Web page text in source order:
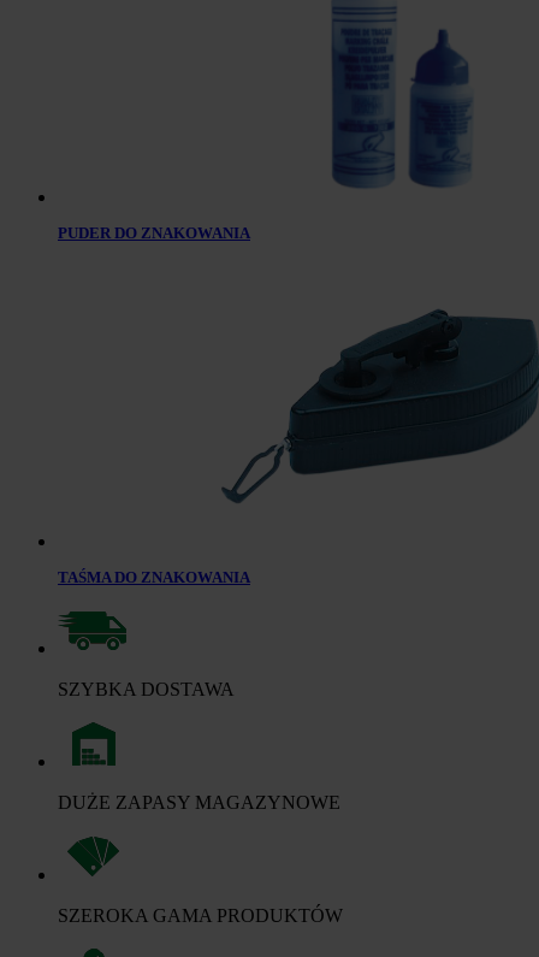
PUDER DO ZNAKOWANIA
TAŚMA DO ZNAKOWANIA
SZYBKA DOSTAWA
DUŻE ZAPASY MAGAZYNOWE
SZEROKA GAMA PRODUKTÓW